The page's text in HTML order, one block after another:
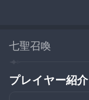
七聖召喚
プレイヤー紹介